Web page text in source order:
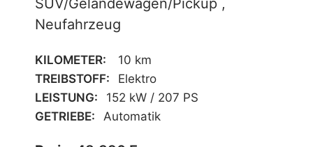
SUV/Geländewagen/Pickup ,
Neufahrzeug
KILOMETER:
10 km
TREIBSTOFF: Elektro
LEISTUNG: 152 kW / 207 PS
GETRIEBE: Automatik